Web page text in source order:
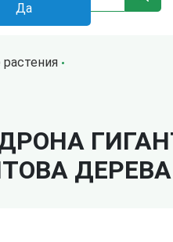
ДЕРЕВА
Да